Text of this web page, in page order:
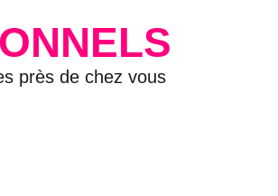
près de chez vous